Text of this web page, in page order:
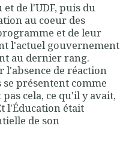
de l'UDF, puis du
au coeur des
et de leur
l'actuel gouvernement
au dernier rang.
l'absence de réaction
présentent comme
cela, ce qu'il y avait,
l'Éducation était
de son